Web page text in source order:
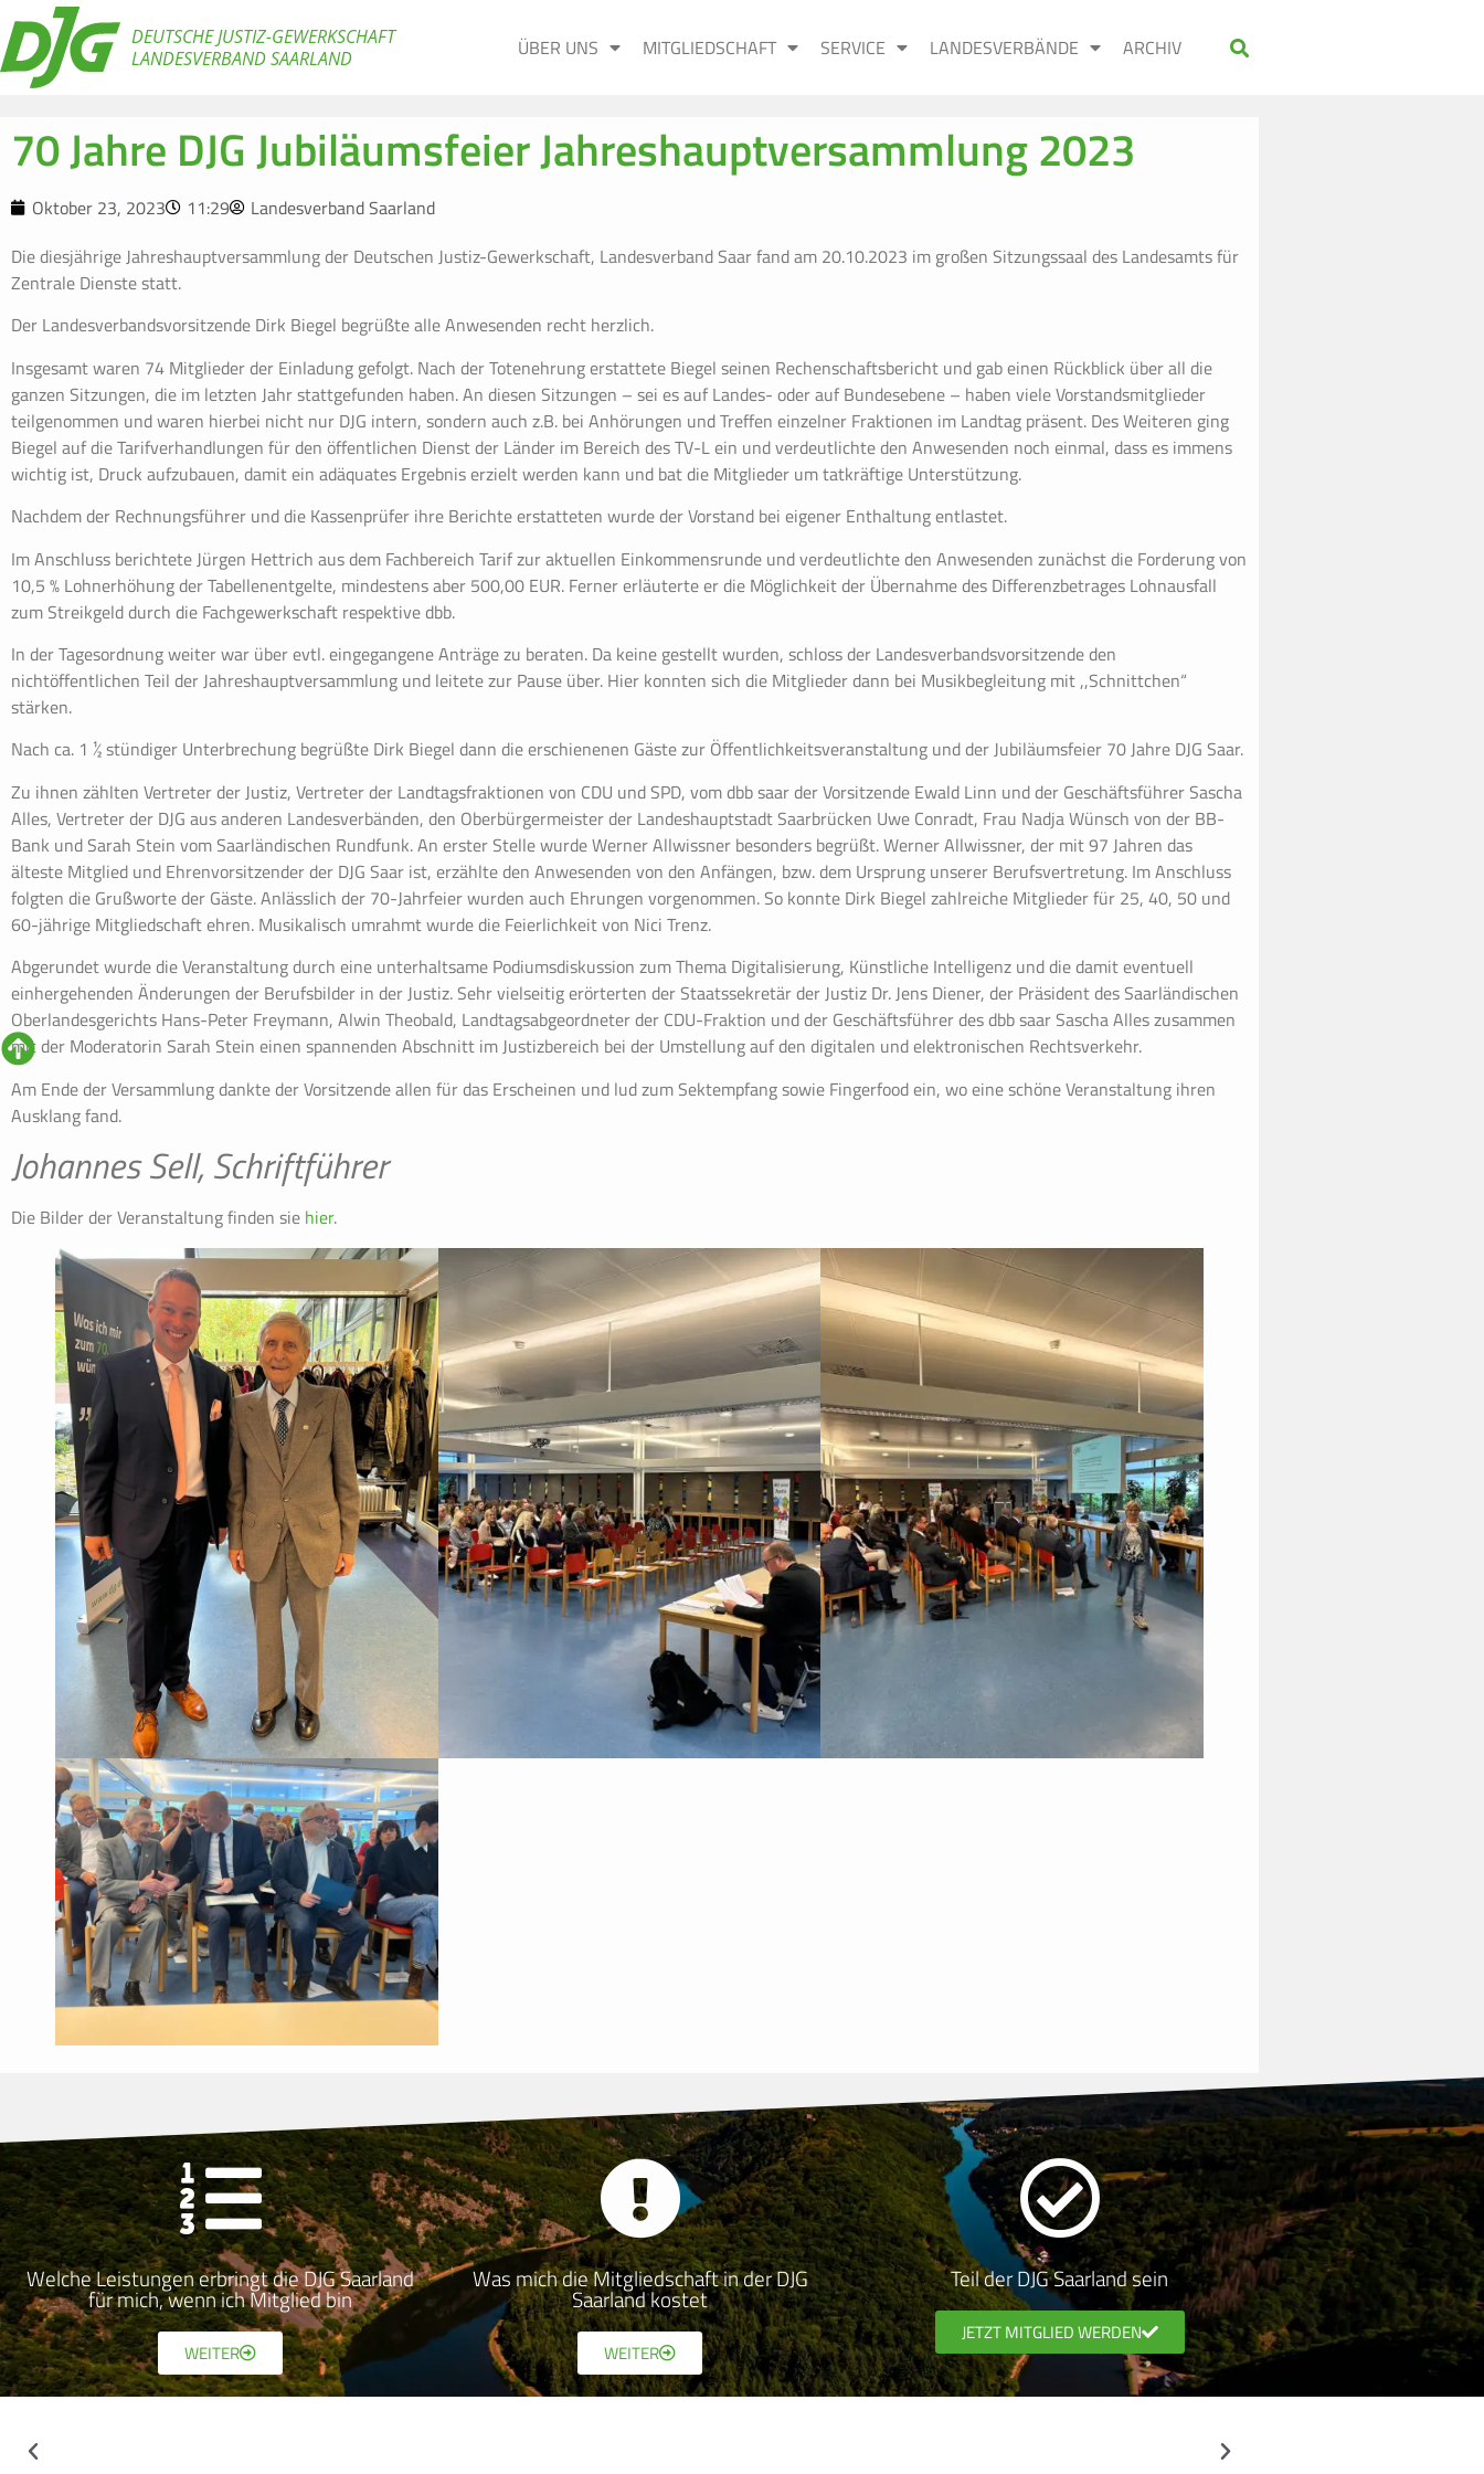
DEUTSCHE JUSTIZ-GEWERKSCHAFT
LANDESVERBAND SAARLAND
ÜBER UNS MITGLIEDSCHAFT SERVICE LANDESVERBÄNDE ARCHIV
70 Jahre DJG Jubiläumsfeier Jahreshauptversammlung 2023
Oktober 23, 2023 11:29
Landesverband Saarland
Die diesjährige Jahreshauptversammlung der Deutschen Justiz-Gewerkschaft, Landesverband Saar fand am 20.10.2023 im großen Sitzungssaal des Landesamts für
Zentrale Dienste statt.
Der Landesverbandsvorsitzende Dirk Biegel begrüßte alle Anwesenden recht herzlich.
Insgesamt waren 74 Mitglieder der Einladung gefolgt. Nach der Totenehrung erstattete Biegel seinen Rechenschaftsbericht und gab einen Rückblick über all die
ganzen Sitzungen, die im letzten Jahr stattgefunden haben. An diesen Sitzungen – sei es auf Landes- oder auf Bundesebene – haben viele Vorstandsmitglieder
teilgenommen und waren hierbei nicht nur DJG intern, sondern auch z.B. bei Anhörungen und Treffen einzelner Fraktionen im Landtag präsent. Des Weiteren ging
Biegel auf die Tarifverhandlungen für den öffentlichen Dienst der Länder im Bereich des TV-L ein und verdeutlichte den Anwesenden noch einmal, dass es immens
wichtig ist, Druck aufzubauen, damit ein adäquates Ergebnis erzielt werden kann und bat die Mitglieder um tatkräftige Unterstützung.
Nachdem der Rechnungsführer und die Kassenprüfer ihre Berichte erstatteten wurde der Vorstand bei eigener Enthaltung entlastet.
Im Anschluss berichtete Jürgen Hettrich aus dem Fachbereich Tarif zur aktuellen Einkommensrunde und verdeutlichte den Anwesenden zunächst die Forderung von
10,5 % Lohnerhöhung der Tabellenentgelte, mindestens aber 500,00 EUR. Ferner erläuterte er die Möglichkeit der Übernahme des Differenzbetrages Lohnausfall
zum Streikgeld durch die Fachgewerkschaft respektive dbb.
In der Tagesordnung weiter war über evtl. eingegangene Anträge zu beraten. Da keine gestellt wurden, schloss der Landesverbandsvorsitzende den
nichtöffentlichen Teil der Jahreshauptversammlung und leitete zur Pause über. Hier konnten sich die Mitglieder dann bei Musikbegleitung mit ,,Schnittchen“
stärken.
Nach ca. 1 ½ stündiger Unterbrechung begrüßte Dirk Biegel dann die erschienenen Gäste zur Öffentlichkeitsveranstaltung und der Jubiläumsfeier 70 Jahre DJG Saar.
Zu ihnen zählten Vertreter der Justiz, Vertreter der Landtagsfraktionen von CDU und SPD, vom dbb saar der Vorsitzende Ewald Linn und der Geschäftsführer Sascha
Alles, Vertreter der DJG aus anderen Landesverbänden, den Oberbürgermeister der Landeshauptstadt Saarbrücken Uwe Conradt, Frau Nadja Wünsch von der BB-
Bank und Sarah Stein vom Saarländischen Rundfunk. An erster Stelle wurde Werner Allwissner besonders begrüßt. Werner Allwissner, der mit 97 Jahren das
älteste Mitglied und Ehrenvorsitzender der DJG Saar ist, erzählte den Anwesenden von den Anfängen, bzw. dem Ursprung unserer Berufsvertretung. Im Anschluss
folgten die Grußworte der Gäste. Anlässlich der 70-Jahrfeier wurden auch Ehrungen vorgenommen. So konnte Dirk Biegel zahlreiche Mitglieder für 25, 40, 50 und
60-jährige Mitgliedschaft ehren. Musikalisch umrahmt wurde die Feierlichkeit von Nici Trenz.
Abgerundet wurde die Veranstaltung durch eine unterhaltsame Podiumsdiskussion zum Thema Digitalisierung, Künstliche Intelligenz und die damit eventuell
einhergehenden Änderungen der Berufsbilder in der Justiz. Sehr vielseitig erörterten der Staatssekretär der Justiz Dr. Jens Diener, der Präsident des Saarländischen
Oberlandesgerichts Hans-Peter Freymann, Alwin Theobald, Landtagsabgeordneter der CDU-Fraktion und der Geschäftsführer des dbb saar Sascha Alles zusammen
mit der Moderatorin Sarah Stein einen spannenden Abschnitt im Justizbereich bei der Umstellung auf den digitalen und elektronischen Rechtsverkehr.
Am Ende der Versammlung dankte der Vorsitzende allen für das Erscheinen und lud zum Sektempfang sowie Fingerfood ein, wo eine schöne Veranstaltung ihren
Ausklang fand.
Johannes Sell, Schriftführer
Die Bilder der Veranstaltung finden sie hier.
Welche Leistungen erbringt die DJG Saarland
für mich, wenn ich Mitglied bin
WEITER
Was mich die Mitgliedschaft in der DJG
Saarland kostet
WEITER
Teil der DJG Saarland sein
JETZT MITGLIED WERDEN